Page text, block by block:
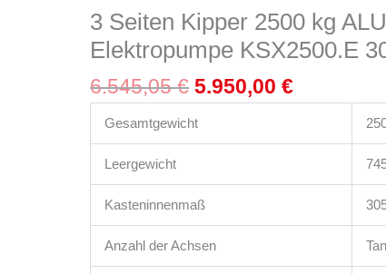
3 Seiten Kipper 2500 kg
Elektropumpe KSX2500.E
6.545,05€
Preis
war:
6.545,05 €
5.950,00€
Preis
ist:
5.950,00
Gesamtgewicht
Leergewicht
Kasteninnenmaß
Anzahl der Achsen
Seiten
Kipper
2500
kg
ALU
gebremst
Tandem
mit
Elektropumpe
KSX2500.E
305x178x30cm
Menge